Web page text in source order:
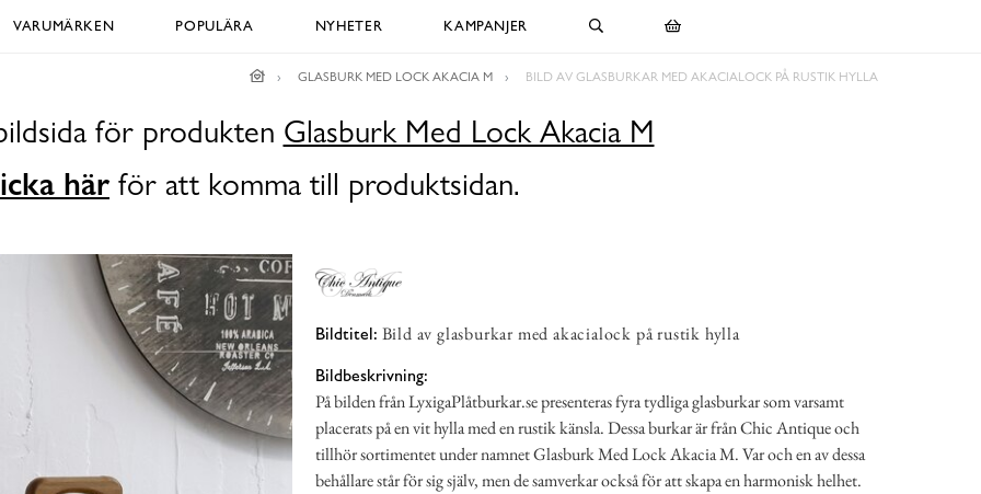
VARUMÄRKEN POPULÄRA NYHETER KAMPANJER
GLASBURK MED LOCK AKACIA M BILD AV GLASBURKAR MED AKACIALOCK PÅ RUSTIK HYLLA
för produkten Glasburk Med Lock Akacia M
här för att komma till produktsidan.
Bildtitel: Bild av glasburkar med akacialock på rustik hylla
Bildbeskrivning:
På bilden från LyxigaPlåtburkar.se presenteras fyra tydliga glasburkar som varsamt
placerats på en vit hylla med en rustik känsla. Dessa burkar är från Chic Antique och
tillhör sortimentet under namnet Glasburk Med Lock Akacia M. Var och en av dessa
behållare står för sig själv, men de samverkar också för att skapa en harmonisk helhet.